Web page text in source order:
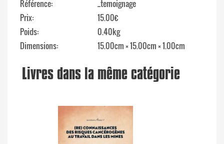
Référence
_temoignage
Prix
15.00€
Poids
0.40kg
Dimensions
15.00cm × 15.00cm × 1.00cm
Livres dans la même catégorie